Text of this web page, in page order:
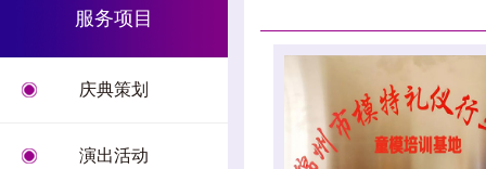
服务项目
庆典策划
演出活动